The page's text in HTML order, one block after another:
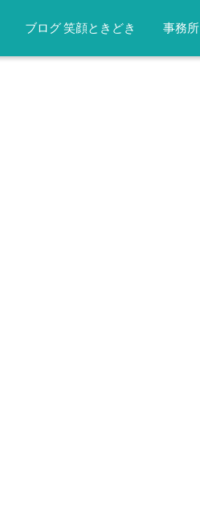
ブログ 笑顔ときどき 事務所